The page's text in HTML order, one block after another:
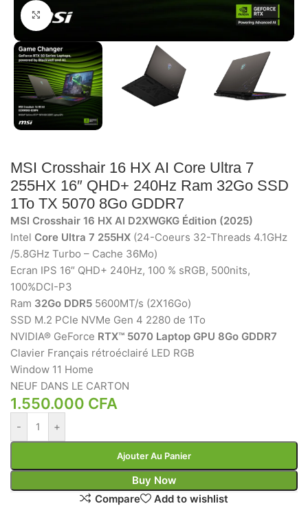
Click to enlarge
MSI Crosshair 16 HX AI Core Ultra 7
255HX 16″ QHD+ 240Hz Ram 32Go SSD
1To TX 5070 8Go GDDR7
MSI Crosshair 16 HX AI D2XWGKG Édition (2025)
Intel Core Ultra 7 255HX (24-Coeurs 32-Threads 4.1GHz
/5.8GHz Turbo – Cache 36Mo)
Ecran IPS 16″ QHD+ 240Hz, 100 % sRGB, 500nits,
100%DCI-P3
Ram 32Go DDR5 5600MT/s (2X16Go)
SSD M.2 PCIe NVMe Gen 4 2280 de 1To
NVIDIA® GeForce RTX™ 5070 Laptop GPU 8Go GDDR7
Clavier Français rétroéclairé LED RGB
Window 11 Home
NEUF DANS LE CARTON
1.550.000 CFA
- +
Ajouter Au Panier
Buy Now
Compare
Add to wishlist